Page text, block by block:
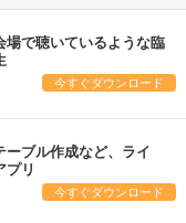
場で聴いているような臨
今すぐダウンロード
ーブル作成など、ライ
プリ
今すぐダウンロード